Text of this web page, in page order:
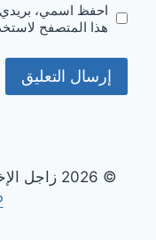
احفظ اسمي، بريدي
هذا المتصفح
© 2026 زاجل الإخباري - قالب ووردبريس بواسطة